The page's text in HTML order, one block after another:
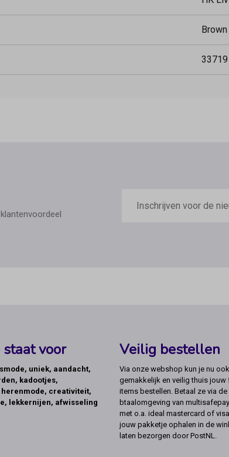
Brown
33719
mailadres
voor
uniek, aandacht,
kadootjes,
creativiteit,
lekkernijen, afwisseling
Veilig bestellen
Via onze webshop kun je nu ook
gemakkelijk en veilig thuis jouw
items bestellen. Betaal ze via
btaalomgeving van
met o.a. ideal mastercard of
jouw pakketje ophalen in de
laten bezorgen door PostNL.